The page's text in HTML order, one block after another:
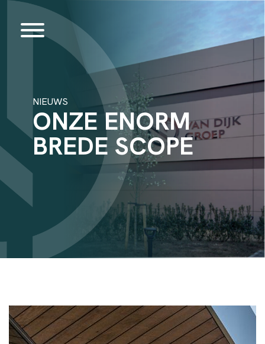
NIEUWS
ONZE ENORM
BREDE SCOPE